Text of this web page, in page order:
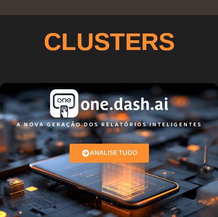
CLUSTERS
A NOVA GERAÇÃO DOS RELATÓRIOS INTELIGENTES
ANALISE TUDO